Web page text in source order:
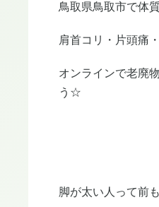
鳥取県鳥取市で体
肩首コリ・片頭痛
オンラインで老廃
う☆
脚が太い人って前